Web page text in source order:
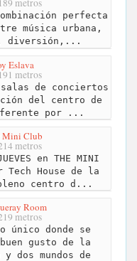
189 metros
perfecta
música urbana,
diversión,...
Eslava
191 metros
de conciertos
del centro de
por ...
Mini Club
metros
en THE MINI
Tech House de la
centro d...
Room
metros
único donde se
gusto de la
y dos mundos de